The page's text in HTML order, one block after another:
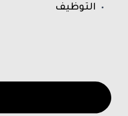
التوظيف